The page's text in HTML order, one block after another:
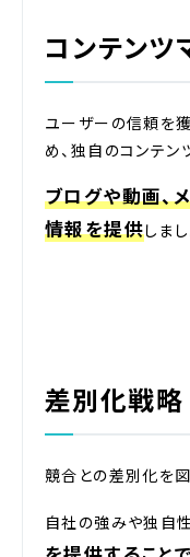
コンテンツ
ユーザーの信頼を
め、独自のコンテン
ブログや動画、
情報を提供しまし
差別化戦略
競合との差別化を
自社の強みや独自